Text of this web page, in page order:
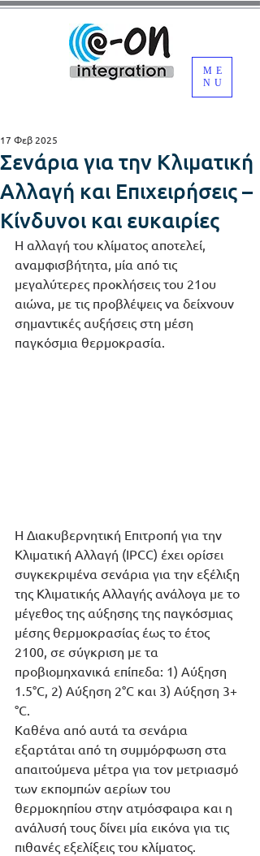
ME
NU
Σενάρια για την Κλιματική
Αλλαγή και Επιχειρήσεις –
Κίνδυνοι και ευκαιρίες
17 Φεβ 2025
Η αλλαγή του κλίματος αποτελεί,
αναμφισβήτητα, μία από τις
μεγαλύτερες προκλήσεις του 21ου
αιώνα, με τις προβλέψεις να δείχνουν
σημαντικές αυξήσεις στη μέση
παγκόσμια θερμοκρασία.
Η Διακυβερνητική Επιτροπή για την
Κλιματική Αλλαγή (IPCC) έχει ορίσει
συγκεκριμένα σενάρια για την εξέλιξη
της Κλιματικής Αλλαγής ανάλογα με το
μέγεθος της αύξησης της παγκόσμιας
μέσης θερμοκρασίας έως το έτος
2100, σε σύγκριση με τα
προβιομηχανικά επίπεδα: 1) Αύξηση
1.5°C, 2) Αύξηση 2°C και 3) Αύξηση 3+
°C.
Καθένα από αυτά τα σενάρια
εξαρτάται από τη συμμόρφωση στα
απαιτούμενα μέτρα για τον μετριασμό
των εκπομπών αερίων του
θερμοκηπίου στην ατμόσφαιρα και η
ανάλυσή τους δίνει μία εικόνα για τις
πιθανές εξελίξεις του κλίματος.